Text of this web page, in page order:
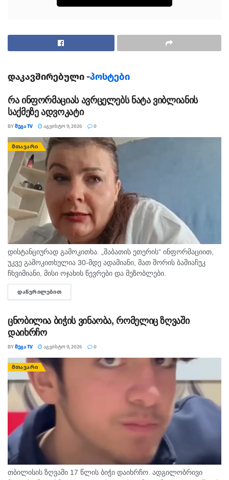
დაკავშირებული -პოსტები
რა ინფორმაციას ავრცელებს ნატა ვიბლიანის
საქმეზე ადვოკატი
BYᲛᲔᲒᲐ TV ᲐᲒᲕᲘᲡᲢᲝ 9, 2026 0
ᲛᲗᲐᲕᲐᲠᲘ
დისტანციურად გამოკითხა. „შაბათის ეთერის“ ინფორმაციით,
უკვე გამოკითხულია 30-მდე ადამიანი, მათ შორის ბაშიაჩუკ
ჩხვიმიანი, მისი ოჯახის წევრები და მეზობლები.
გამომძიებლებმა დაათვალიერეს ის სახლებიც, სადაც,
სავარაუდოდ, დანაშაული ხდებოდა. ნატა ვიბლიანის მიერ
ᲓᲐᲬᲕᲠᲘᲚᲔᲑᲘᲗ
ცნობილია ბიჭის ვინაობა, რომელიც ზღვაში
დაიხრჩო
BYᲛᲔᲒᲐ TV ᲐᲒᲕᲘᲡᲢᲝ 9, 2026 0
ᲛᲗᲐᲕᲐᲠᲘ
თბილისის ზღვაში 17 წლის ბიჭი დაიხრჩო. ადგილობრივი